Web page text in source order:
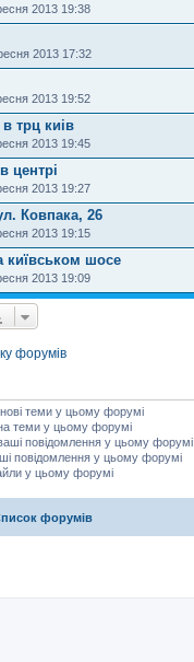
2013 19:38
2013 17:32
2013 19:52
трц киів
2013 19:45
центрі
2013 19:27
Ковпака, 26
2013 19:15
київськом шосе
2013 19:09
форумів
теми у цьому форумі
на теми у цьому форумі
повідомлення у цьому форумі
повідомлення у цьому форумі
у цьому форумі
форумів